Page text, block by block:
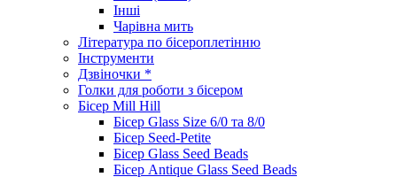
Інші
Чарівна мить
Література по бісероплетінню
Інструменти
Дзвіночки *
Голки для роботи з бісером
Бісер Mill Hill
Бісер Glass Size 6/0 та 8/0
Бісер Seed-Petite
Бісер Glass Seed Beads
Бісер Antique Glass Seed Beads